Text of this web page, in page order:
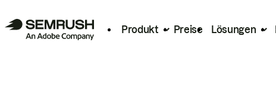
Produkt Preise Lösungen